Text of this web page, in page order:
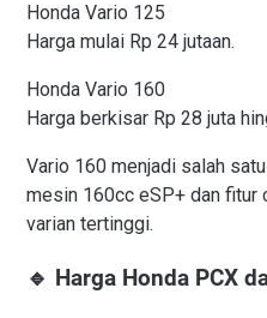
Honda Vario 125
Harga mulai Rp 24 jutaan.
Honda Vario 160
Harga berkisar Rp 28 juta
Vario 160 menjadi salah
mesin 160cc eSP+ dan fitur
varian tertinggi.
🔹 Harga Honda PCX